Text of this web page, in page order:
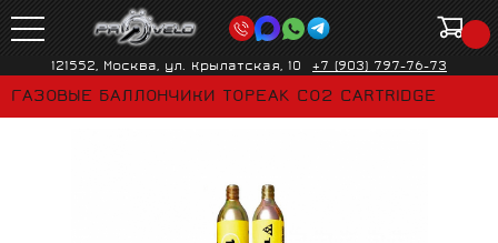
121552, Москва, ул. Крылатская, 10 +7 (903) 797-76-73
ГАЗОВЫЕ БАЛЛОНЧИКИ TOPEAK CO2 CARTRIDGE